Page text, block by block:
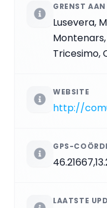
GRENST AAN
Lusevera,
Montenars,
Tricesimo,
WEBSITE
http://
GPS-
LAATSTE